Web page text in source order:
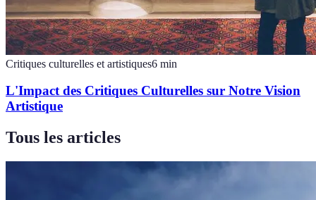
Critiques culturelles et artistiques6 min
L'Impact des Critiques Culturelles sur Notre Vision
Artistique
Tous les articles